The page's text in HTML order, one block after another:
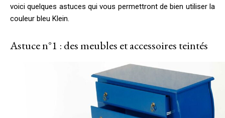
voici quelques astuces qui vous permettront de bien utiliser la
couleur bleu Klein.
Astuce n°1 : des meubles et accessoires teintés